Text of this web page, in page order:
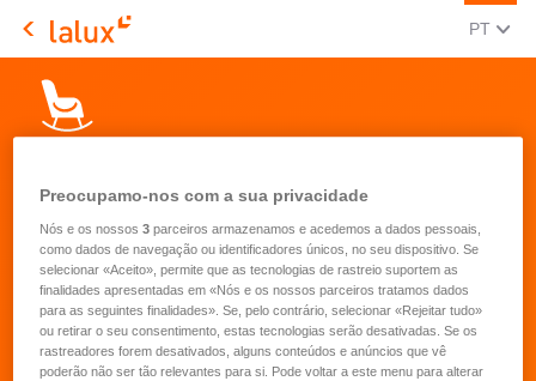
LALUX Assurances
MUDAR
PT
Pedido de aconselhamento sobre
regimes de pensão
complementar para os
Preocupamo-nos com a sua privacidade
Nós e os nossos3 parceiros armazenamos e acedemos a dados pessoais,
como dados de navegação ou identificadores únicos, no seu dispositivo. Se
selecionar «Aceito», permite que as tecnologias de rastreio suportem as
finalidades apresentadas em «Nós e os nossos parceiros tratamos dados
para as seguintes finalidades». Se, pelo contrário, selecionar «Rejeitar tudo»
ou retirar o seu consentimento, estas tecnologias serão desativadas. Se os
rastreadores forem desativados, alguns conteúdos e anúncios que vê
poderão não ser tão relevantes para si. Pode voltar a este menu para alterar